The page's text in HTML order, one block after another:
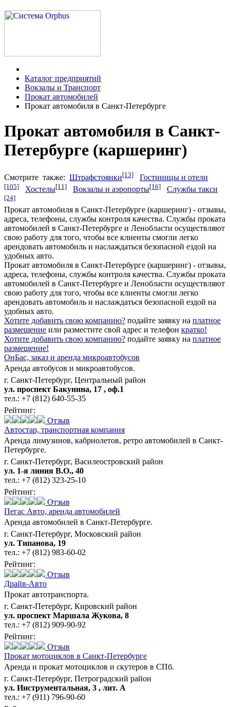
Каталог предприятий
Вокзалы и Транспорт
Прокат автомобилей
Прокат автомобиля в Санкт-Петербурге
Прокат автомобиля в Санкт-
Петербурге (каршеринг)
Смотрите также: Штрафстоянки[13] Гостиницы и отели
[105] Хостелы[11] Вокзалы и аэропорты[16] Службы такси
[24]
Прокат автомобиля в Санкт-Петербурге (каршеринг) - отзывы,
адреса, телефоны, службы контроля качества. Службы проката
автомобилей в Санкт-Петербурге и Ленобласти осуществляют
свою работу для того, чтобы все клиенты смогли легко
арендовать автомобиль и наслаждаться безопасной ездой на
удобных авто.
Прокат автомобиля в Санкт-Петербурге (каршеринг) - отзывы,
адреса, телефоны, службы контроля качества. Службы проката
автомобилей в Санкт-Петербурге и Ленобласти осуществляют
свою работу для того, чтобы все клиенты смогли легко
арендовать автомобиль и наслаждаться безопасной ездой на
удобных авто.
Хотите добавить свою компанию? подайте заявку на платное
размещение или разместите свой адрес и телефон кратко!
Хотите добавить свою компанию? подайте заявку на платное
размещение!
ОнБас, заказ и аренда микроавтобусов
Аренда автобусов и микроавтобусов.
г. Санкт-Петербург, Центральный район
ул. проспект Бакунина, 17 , оф.1
тел.: +7 (812) 640-55-35
Рейтинг:
Отзыв
Автостар, транспортная компания
Аренда лимузинов, кабриолетов, ретро автомобилей в Санкт-
Петербурге.
г. Санкт-Петербург, Василеостровский район
ул. 1-я линия В.О., 40
тел.: +7 (812) 323-25-10
Рейтинг:
Отзыв
Пегас Авто, аренда автомобилей
Аренда автомобилей в Санкт-Петербурге.
г. Санкт-Петербург, Московский район
ул. Типанова, 19
тел.: +7 (812) 983-60-02
Рейтинг:
Отзыв
Драйв-Авто
Прокат автотранспорта.
г. Санкт-Петербург, Кировский район
ул. проспект Маршала Жукова, 8
тел.: +7 (812) 909-90-92
Рейтинг:
Отзыв
Прокат мотоциклов в Санкт-Петербурге
Аренда и прокат мотоциклов и скутеров в СПб.
г. Санкт-Петербург, Петроградский район
ул. Инструментальная, 3 , лит. А
тел.: +7 (911) 796-90-60